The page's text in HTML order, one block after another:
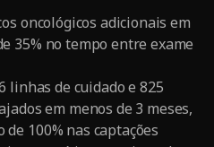
oncológicos adicionais em
35% no tempo entre exame
linhas de cuidado e 825
em menos de 3 meses,
100% nas captações